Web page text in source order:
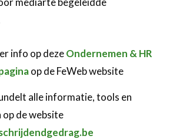
info op dezeOndernemen & HR
op de FeWeb website
alle informatie, tools en
op de website